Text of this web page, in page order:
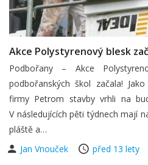
Akce Polystyrenový blesk
Podbořany – Akce
podbořanských škol začala!
firmy Petrom stavby vrhli na
V následujících pěti týdnech mají
pláště a…
Jan Vnouček
před 13 lety